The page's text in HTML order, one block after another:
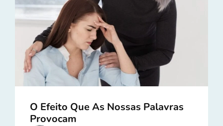
O Efeito Que As Nossas Palavras
Provocam